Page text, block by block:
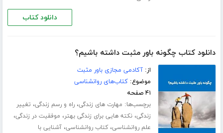
دانلود کتاب
دانلود کتاب چگونه باور مثبت داشته باشیم؟
از:آکادمی مجازی باور مثبت
موضوع:کتاب‌های روانشناسی
۴۱ صفحه
برچسب‌ها: مهارت های زندگی،راه و رسم زندگی، تغییر
زندگی،نکته هایی برای زندگی بهتر، موفقیت در زندگی،
علم روانشناسی،کتاب روانشناسی،آشنایی با